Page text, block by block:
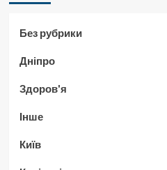
Без рубрики
Дніпро
Здоров'я
Інше
Київ